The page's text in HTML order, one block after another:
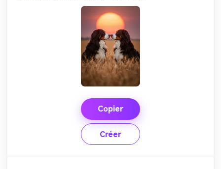
Copier
Créer